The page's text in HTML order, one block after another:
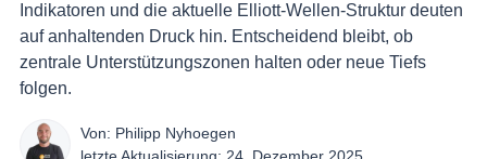
Indikatoren und die aktuelle Elliott-Wellen-Struktur deuten
auf anhaltenden Druck hin. Entscheidend bleibt, ob
zentrale Unterstützungszonen halten oder neue Tiefs
folgen.
Von: Philipp Nyhoegen
letzte Aktualisierung: 24. Dezember 2025